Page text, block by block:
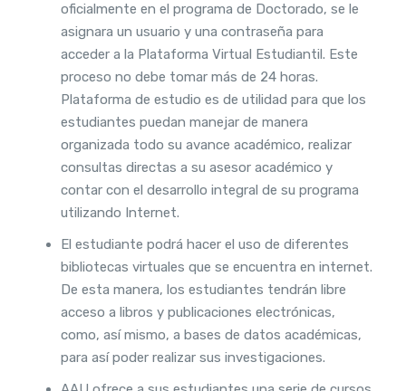
oficialmente en el programa de Doctorado, se le
asignara un usuario y una contraseña para
acceder a la Plataforma Virtual Estudiantil. Este
proceso no debe tomar más de 24 horas.
Plataforma de estudio es de utilidad para que los
estudiantes puedan manejar de manera
organizada todo su avance académico, realizar
consultas directas a su asesor académico y
contar con el desarrollo integral de su programa
utilizando Internet.
El estudiante podrá hacer el uso de diferentes
bibliotecas virtuales que se encuentra en internet.
De esta manera, los estudiantes tendrán libre
acceso a libros y publicaciones electrónicas,
como, así mismo, a bases de datos académicas,
para así poder realizar sus investigaciones.